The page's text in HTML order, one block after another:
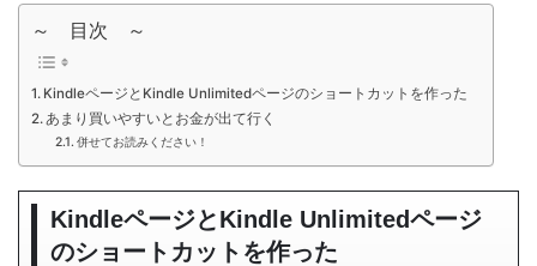
～ 目次 ～
KindleページとKindle Unlimitedページのショートカットを作った
あまり買いやすいとお金が出て行く
併せてお読みください！
KindleページとKindle Unlimitedページ
のショートカットを作った